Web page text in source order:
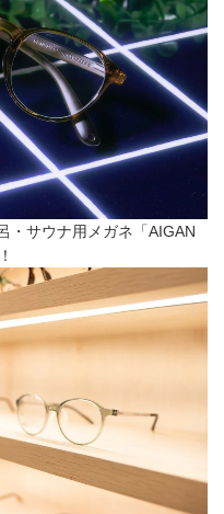
・サウナ用メガネ「AIGAN